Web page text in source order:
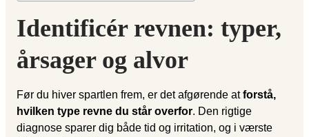
Identificér revnen: typer,
årsager og alvor
Før du hiver spartlen frem, er det afgørende atforstå,
hvilken type revne du står overfor. Den rigtige
diagnose sparer dig både tid og irritation, og i værste